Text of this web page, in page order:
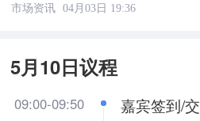
市场资讯 04月03日 19:36
5月10日议程
09:00-09:50 嘉宾签到/